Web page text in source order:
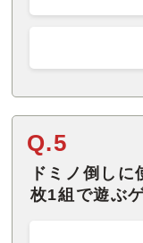
Q.5
ドミノ倒し
枚1組で遊ぶ